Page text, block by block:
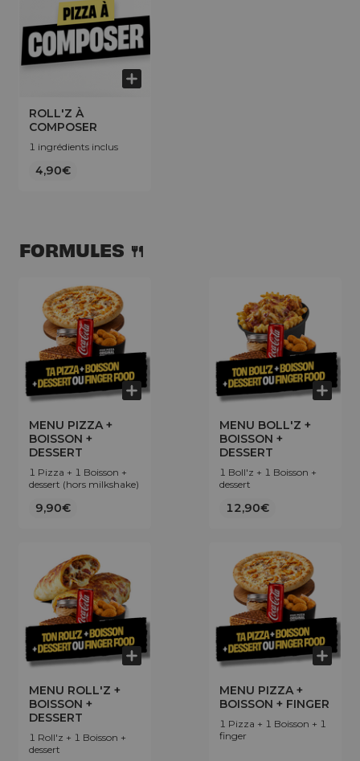
ROLL'Z À
COMPOSER
1 ingrédients inclus
4,90€
FORMULES 🍴
MENU PIZZA +
BOISSON +
DESSERT
1 Pizza + 1 Boisson +
dessert (hors milkshake)
9,90€
MENU BOLL'Z +
BOISSON +
DESSERT
1 Boll'z + 1 Boisson +
dessert
12,90€
MENU ROLL'Z +
BOISSON +
DESSERT
1 Roll'z + 1 Boisson +
dessert
MENU PIZZA +
BOISSON + FINGER
1 Pizza + 1 Boisson + 1
finger